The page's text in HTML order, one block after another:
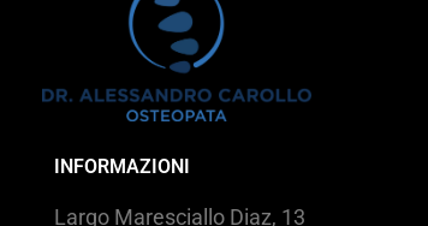
INFORMAZIONI
Largo Maresciallo Diaz, 13